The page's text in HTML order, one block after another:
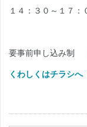
１４：３０～１７
要事前申し込み制
くわしくはチラシへ